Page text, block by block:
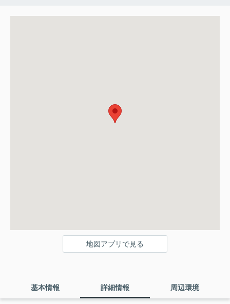
地図アプリで見る
基本情報 詳細情報 周辺環境